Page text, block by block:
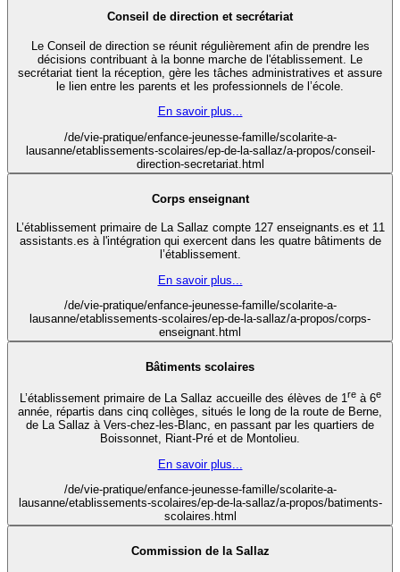
Conseil de direction et secrétariat
Le Conseil de direction se réunit régulièrement afin de prendre les
décisions contribuant à la bonne marche de l'établissement. Le
secrétariat tient la réception, gère les tâches administratives et assure
le lien entre les parents et les professionnels de l’école.
En savoir plus...
/de/vie-pratique/enfance-jeunesse-famille/scolarite-a-
lausanne/etablissements-scolaires/ep-de-la-sallaz/a-propos/conseil-
direction-secretariat.html
Corps enseignant
L’établissement primaire de La Sallaz compte 127 enseignants.es et 11
assistants.es à l'intégration qui exercent dans les quatre bâtiments de
l’établissement.
En savoir plus...
/de/vie-pratique/enfance-jeunesse-famille/scolarite-a-
lausanne/etablissements-scolaires/ep-de-la-sallaz/a-propos/corps-
enseignant.html
Bâtiments scolaires
L’établissement primaire de La Sallaz accueille des élèves de 1reà 6e
année, répartis dans cinq collèges, situés le long de la route de Berne,
de La Sallaz à Vers-chez-les-Blanc, en passant par les quartiers de
Boissonnet, Riant-Pré et de Montolieu.
En savoir plus...
/de/vie-pratique/enfance-jeunesse-famille/scolarite-a-
lausanne/etablissements-scolaires/ep-de-la-sallaz/a-propos/batiments-
scolaires.html
Commission de la Sallaz